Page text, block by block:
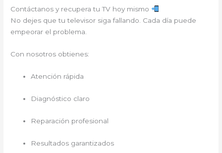
Contáctanos y recupera tu TV hoy mismo
No dejes que tu televisor siga fallando. Cada día puede
empeorar el problema.
Con nosotros obtienes:
Atención rápida
Diagnóstico claro
Reparación profesional
Resultados garantizados